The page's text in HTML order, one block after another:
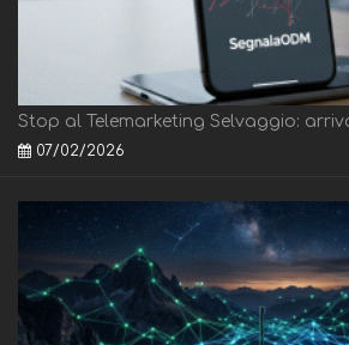
Stop al Telemarketing Selvaggio:
07/02/2026